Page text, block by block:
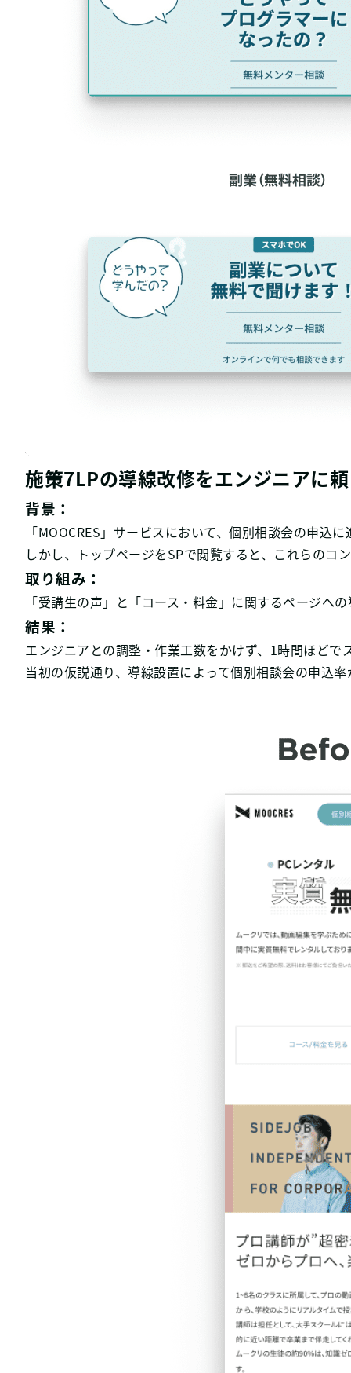
施策7LPの導線改修をエンジニアに
背景：
「MOOCRES」サービスにおいて、個別相談会の申込
しかし、トップページをSPで閲覧すると、これらのコ
取り組み：
「受講生の声」と「コース・料金」に関するページへ
結果：
エンジニアとの調整・作業工数をかけず、1時間ほどで
当初の仮説通り、導線設置によって個別相談会の申込